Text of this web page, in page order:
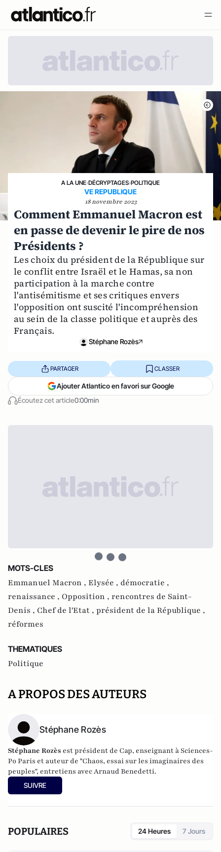
A LA UNE›DÉCRYPTAGES›POLITIQUE
VE REPUBLIQUE
18 novembre 2023
Comment Emmanuel Macron est
en passe de devenir le pire de nos
Présidents ?
Les choix du président de la République sur
le conflit entre Israël et le Hamas, sa non
participation à la marche contre
l'antisémitisme et ses critiques envers
l'opposition ont suscité l'incompréhension
au sein de la classe politique et auprès des
Français.
Stéphane Rozès
Écoutez cet article0:00min
PARTAGER CLASSER
Ajouter Atlantico en favori sur Google
MOTS-CLES
Emmanuel Macron , Elysée , démocratie ,
renaissance , Opposition , rencontres de Saint-
Denis , Chef de l'Etat , président de la République ,
réformes
THEMATIQUES
Politique
A PROPOS DES AUTEURS
Stéphane Rozès
Stéphane Rozès est président de Cap, enseignant à Sciences-
Po Paris et auteur de "Chaos, essai sur les imaginaires des
peuples", entretiens avec Arnaud Benedetti.
SUIVRE
POPULAIRES 24 Heures 7 Jours